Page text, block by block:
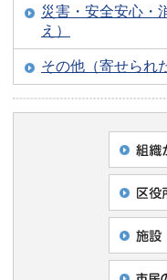
災害・安全安心・
え）
その他（寄せられ